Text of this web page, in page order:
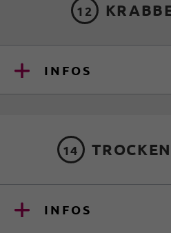
12
INFOS
14
INFOS